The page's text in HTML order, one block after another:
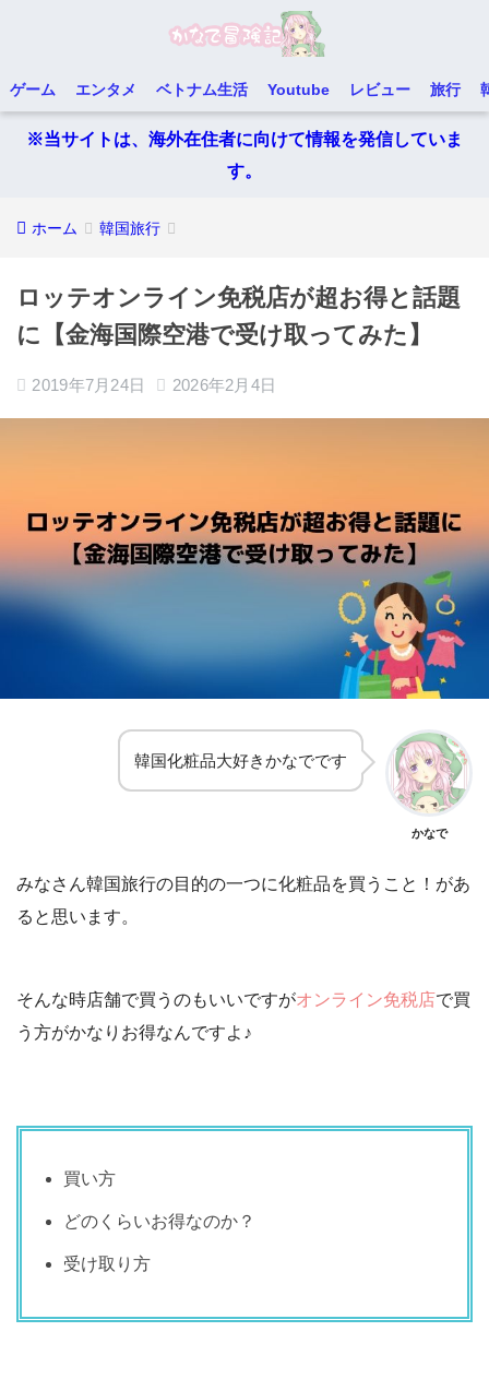
ゲーム エンタメ ベトナム生活 Youtube レビュー 旅行
※当サイトは、海外在住者に向けて情報を発信していま
す。
ホーム 韓国旅行
ロッテオンライン免税店が超お得と話題
に【金海国際空港で受け取ってみた】
2019年7月24日 2026年2月4日
韓国化粧品大好きかなでです
かなで
みなさん韓国旅行の目的の一つに化粧品を買うこと！があ
ると思います。
そんな時店舗で買うのもいいですがオンライン免税店で買
う方がかなりお得なんですよ♪
買い方
どのくらいお得なのか？
受け取り方